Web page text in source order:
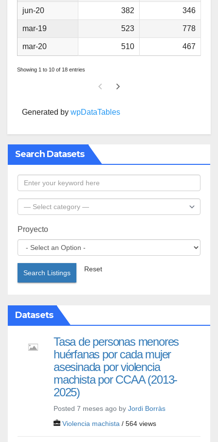
jun-20 382 346
mar-19 523 778
mar-20 510 467
Showing 1 to 10 of 18 entries
Generated by wpDataTables
Search Datasets
Proyecto
Search Listings Reset
Datasets
Tasa de personas menores
huérfanas por cada mujer
asesinada por violencia
machista por CCAA (2013-
2025)
Posted 7 meses ago by Jordi Borràs
Violencia machista / 564 views